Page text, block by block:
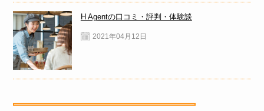
H Agentの口コミ・評判・体験談
2021年04月12日